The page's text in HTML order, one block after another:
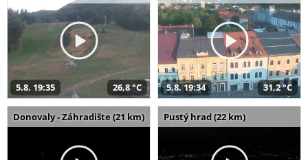
5.8. 19:35 26,8 °C 5.8. 19:34 31,2 °C
Donovaly - Záhradište (21 km) Pustý hrad (22 km)